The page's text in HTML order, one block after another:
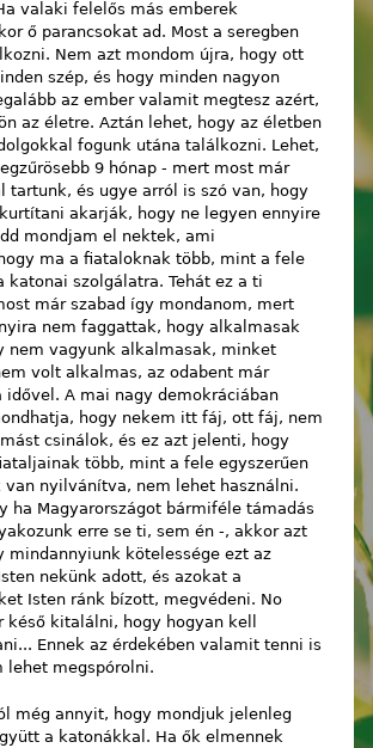
valaki felelős más emberek
ő parancsokat ad. Most a seregben
Nem azt mondom újra, hogy ott
szép, és hogy minden nagyon
az ember valamit megtesz azért,
az életre. Aztán lehet, hogy az életben
fogunk utána találkozni. Lehet,
9 hónap - mert most már
tartunk, és ugye arról is szó van, hogy
akarják, hogy ne legyen ennyire
mondjam el nektek, ami
ma a fiataloknak több, mint a fele
katonai szolgálatra. Tehát ez a ti
már szabad így mondanom, mert
nem faggattak, hogy alkalmasak
nem vagyunk alkalmasak, minket
volt alkalmas, az odabent már
A mai nagy demokráciában
hogy nekem itt fáj, ott fáj, nem
csinálok, és ez azt jelenti, hogy
több, mint a fele egyszerűen
nyilvánítva, nem lehet használni.
ha Magyarországot bármiféle támadás
erre se ti, sem én -, akkor azt
mindannyiunk kötelessége ezt az
nekünk adott, és azokat a
Isten ránk bízott, megvédeni. No
késő kitalálni, hogy hogyan kell
Ennek az érdekében valamit tenni is
lehet megspórolni.
még annyit, hogy mondjuk jelenleg
a katonákkal. Ha ők elmennek